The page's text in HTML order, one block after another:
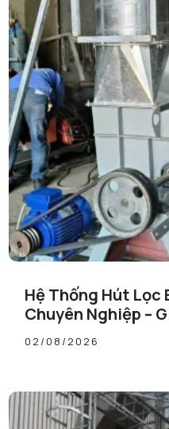
Hệ Thống Hút Lọc
Chuyên Nghiệp –
Trường Sản Xuất
02/08/2026